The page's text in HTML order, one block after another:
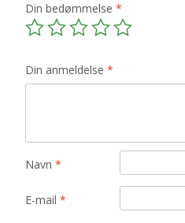
Din bedømmelse *
Din anmeldelse *
Navn *
E-mail *